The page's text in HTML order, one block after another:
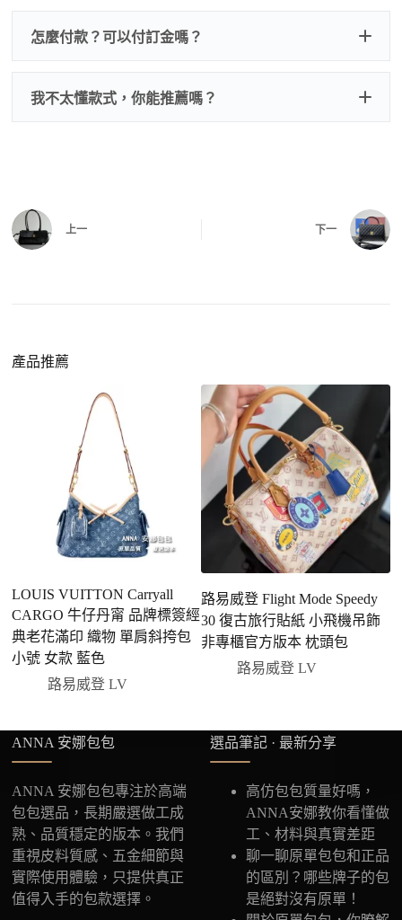
怎麼付款？可以付訂金嗎？
我不太懂款式，你能推薦嗎？
上一 下一
產品推薦
LOUIS VUITTON Carryall
CARGO 牛仔丹甯 品牌標簽經
典老花滿印 織物 單肩斜挎包
小號 女款 藍色
路易威登 LV
路易威登 Flight Mode Speedy
30 復古旅行貼紙 小飛機吊飾
非專櫃官方版本 枕頭包
路易威登 LV
ANNA 安娜包包
ANNA 安娜包包專注於高端
包包選品，長期嚴選做工成
熟、品質穩定的版本。我們
重視皮料質感、五金細節與
實際使用體驗，只提供真正
值得入手的包款選擇。
選品筆記 · 最新分享
高仿包包質量好嗎，
ANNA安娜教你看懂做
工、材料與真實差距
聊一聊原單包包和正品
的區別？哪些牌子的包
是絕對沒有原單！